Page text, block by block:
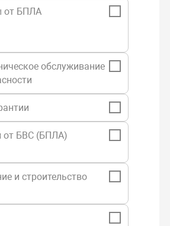
от БПЛА
обслуживание
от БВС (БПЛА)
и строительство